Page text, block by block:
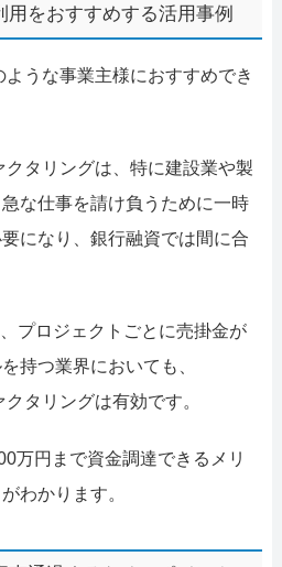
をおすすめする活用事例
うな事業主様におすすめでき
タリングは、特に建設業や製
な仕事を請け負うために一時
になり、銀行融資では間に合
プロジェクトごとに売掛金が
持つ業界においても、
タリングは有効です。
万円まで資金調達できるメリ
わかります。